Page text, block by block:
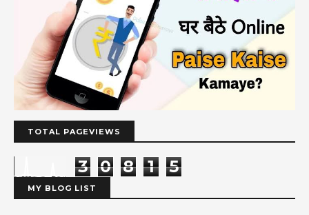
TOTAL PAGEVIEWS
3 0 8 1 5
MY BLOG LIST